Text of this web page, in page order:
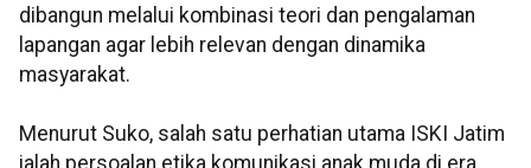
dibangun melalui kombinasi teori dan pengalaman
lapangan agar lebih relevan dengan dinamika
masyarakat.
Menurut Suko, salah satu perhatian utama ISKI Jatim